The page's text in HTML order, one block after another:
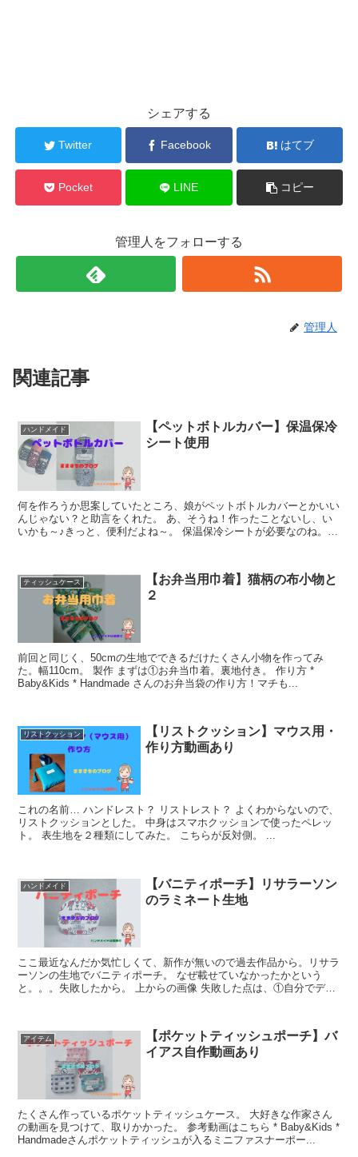
シェアする
Twitter Facebook はてブ
Pocket LINE コピー
管理人をフォローする
管理人
関連記事
ハンドメイド
【ペットボトルカバー】保温保冷
シート使用
何を作ろうか思案していたところ、娘がペットボトルカバーとかいい
んじゃない？と助言をくれた。 あ、そうね！作ったことないし、い
いかも～♪きっと、便利だよね～。 保温保冷シートが必要なのね。あ
ティッシュケース
【お弁当用巾着】猫柄の布小物と
２
前回と同じく、50cmの生地でできるだけたくさん小物を作ってみ
た。幅110cm。 製作 まずは①お弁当巾着。裏地付き。 作り方 *
Baby&Kids * Handmade さんのお弁当袋の作り方！マチも...
リストクッション
【リストクッション】マウス用・
作り方動画あり
これの名前… ハンドレスト？ リストレスト？ よくわからないので、
リストクッションとした。 中身はスマホクッションで使ったペレッ
ト。 表生地を２種類にしてみた。 こちらが反対側。 ...
ハンドメイド
【バニティポーチ】リサラーソン
のラミネート生地
ここ最近なんだか気忙しくて、新作が無いので過去作品から。リサラ
ーソンの生地でバニティポーチ。 なぜ載せていなかったかという
と。。。失敗したから。 上からの画像 失敗した点は、①自分でデザ
アイテム
【ポケットティッシュポーチ】バ
イアス自作動画あり
たくさん作っているポケットティッシュケース。 大好きな作家さん
の動画を見つけて、取りかかった。 参考動画はこちら * Baby&Kids *
Handmadeさんポケットティッシュが入るミニファスナーポー...